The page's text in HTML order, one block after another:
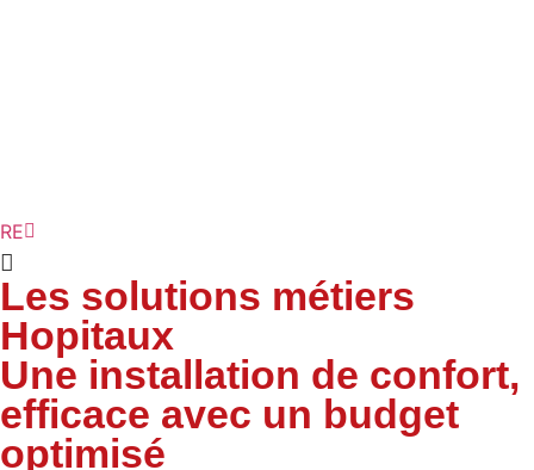
RE
AG
Les solutions métiers
Hopitaux
Une installation de confort,
efficace avec un budget
optimisé